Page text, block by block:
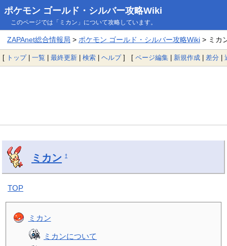
ポケモン ゴールド・シルバー攻略Wiki
このページでは「ミカン」について攻略しています。
ZAPAnet総合情報局 > ポケモン ゴールド・シルバー攻略Wiki> ミカ
[ トップ| 一覧 | 最終更新 | 検索 | ヘルプ] [ ページ編集 | 新規作成 | 差分 |
ミカン †
TOP
ミカン
ミカンについて